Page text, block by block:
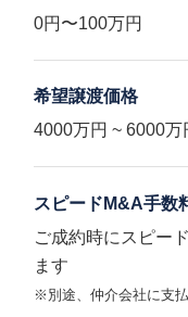
0円〜100万円
希望譲渡価格
4000万円 ~ 6000万
スピードM&A手数
ご成約時にスピー
ます
※別途、仲介会社に支